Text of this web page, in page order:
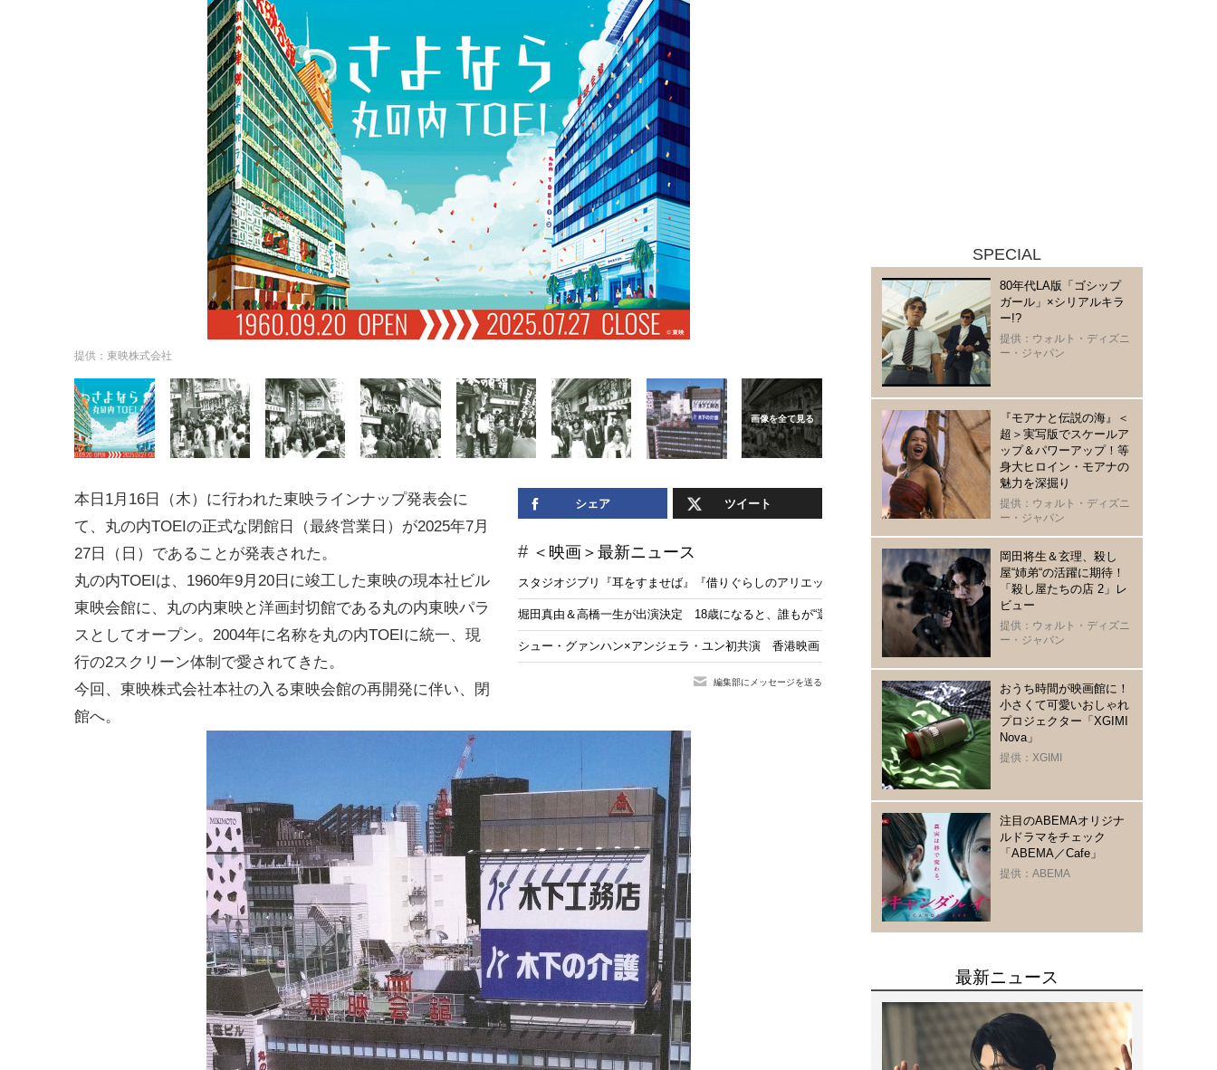
提供：東映株式会社
シェア ツイート
＜映画＞最新ニュース
スタジオジブリ『耳をすませば』『借りぐらしのアリエッティ』4Kデジタルリマスター IMAX上映決定
堀田真由＆高橋一生が出演決定 18歳になると、誰もが“選別”される世界…『ghost／夜の果て』 特報映像解禁
シュー・グァンハン×アンジェラ・ユン初共演 香港映画『僕の一年、君の一日』9月公開決定
編集部にメッセージを送る
本日1月16日（木）に行われた東映ラインナップ発表会に
て、丸の内TOEIの正式な閉館日（最終営業日）が2025年7月
27日（日）であることが発表された。
丸の内TOEIは、1960年9月20日に竣工した東映の現本社ビル
東映会館に、丸の内東映と洋画封切館である丸の内東映パラ
スとしてオープン。2004年に名称を丸の内TOEIに統一、現
行の2スクリーン体制で愛されてきた。
今回、東映株式会社本社の入る東映会館の再開発に伴い、閉
館へ。
SPECIAL
80年代LA版「ゴシップ
ガール」×シリアルキラ
ー!?
提供：ウォルト・ディズニ
ー・ジャパン
『モアナと伝説の海』＜
超＞実写版でスケールア
ップ＆パワーアップ！等
身大ヒロイン・モアナの
魅力を深掘り
提供：ウォルト・ディズニ
ー・ジャパン
岡田将生＆玄理、殺し
屋“姉弟“の活躍に期待！
「殺し屋たちの店 2」レ
ビュー
提供：ウォルト・ディズニ
ー・ジャパン
おうち時間が映画館に！
小さくて可愛いおしゃれ
プロジェクター「XGIMI
Nova」
提供：XGIMI
注目のABEMAオリジナ
ルドラマをチェック
「ABEMA／Cafe」
提供：ABEMA